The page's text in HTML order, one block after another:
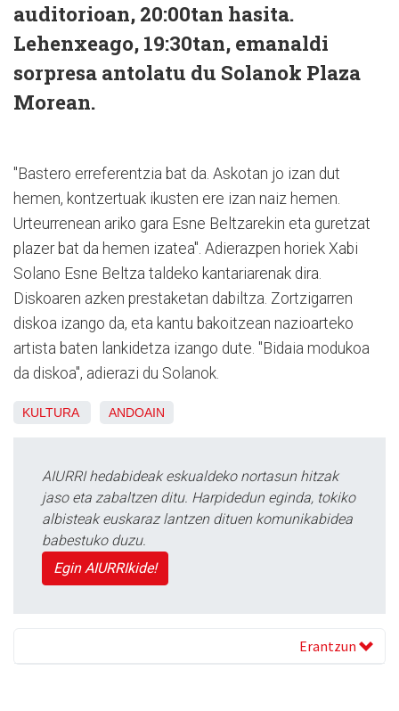
auditorioan, 20:00tan hasita.
Lehenxeago, 19:30tan, emanaldi
sorpresa antolatu du Solanok Plaza
Morean.
"Bastero erreferentzia bat da. Askotan jo izan dut
hemen, kontzertuak ikusten ere izan naiz hemen.
Urteurrenean ariko gara Esne Beltzarekin eta guretzat
plazer bat da hemen izatea". Adierazpen horiek Xabi
Solano Esne Beltza taldeko kantariarenak dira.
Diskoaren azken prestaketan dabiltza. Zortzigarren
diskoa izango da, eta kantu bakoitzean nazioarteko
artista baten lankidetza izango dute. "Bidaia modukoa
da diskoa", adierazi du Solanok.
KULTURA ANDOAIN
AIURRI hedabideak eskualdeko nortasun hitzak
jaso eta zabaltzen ditu. Harpidedun eginda, tokiko
albisteak euskaraz lantzen dituen komunikabidea
babestuko duzu.
Egin AIURRIkide!
Erantzun